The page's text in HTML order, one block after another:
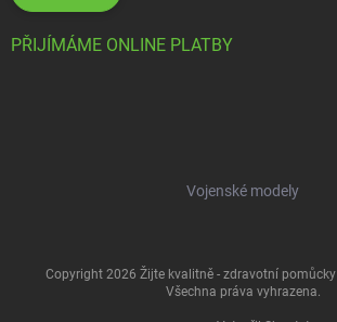
PŘIJÍMÁME ONLINE PLATBY
Vojenské modely
Copyright 2026 Žijte kvalitně - zdravotní
Všechna práva vyhrazena.